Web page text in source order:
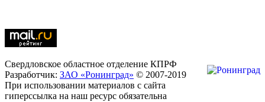
Свердловское областное отделение КПРФ
Разработчик: ЗАО «Ронинград» © 2007-2019
При использовании материалов с сайта
гиперссылка на наш ресурс обязательна